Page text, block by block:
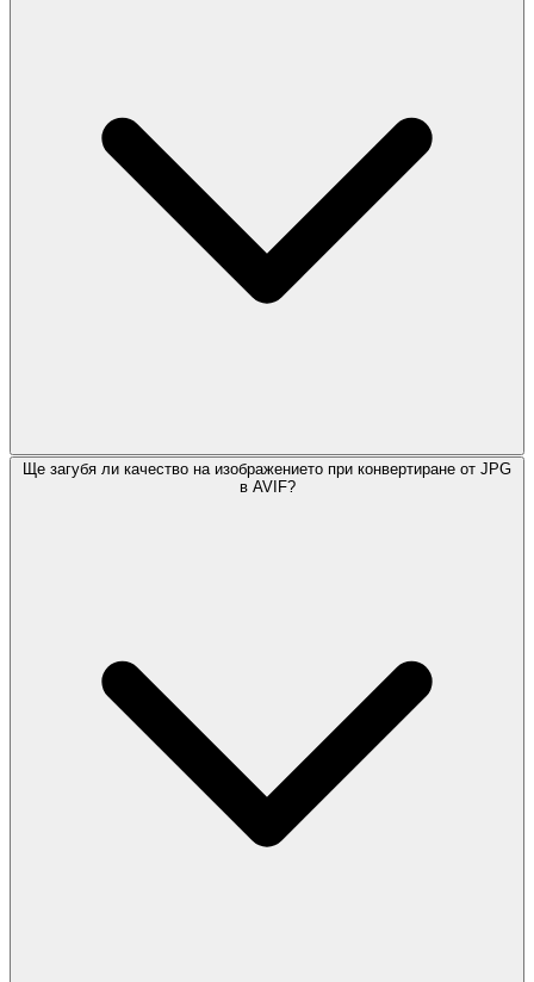
Ще загубя ли качество на изображението при конвертиране от JPG
в AVIF?